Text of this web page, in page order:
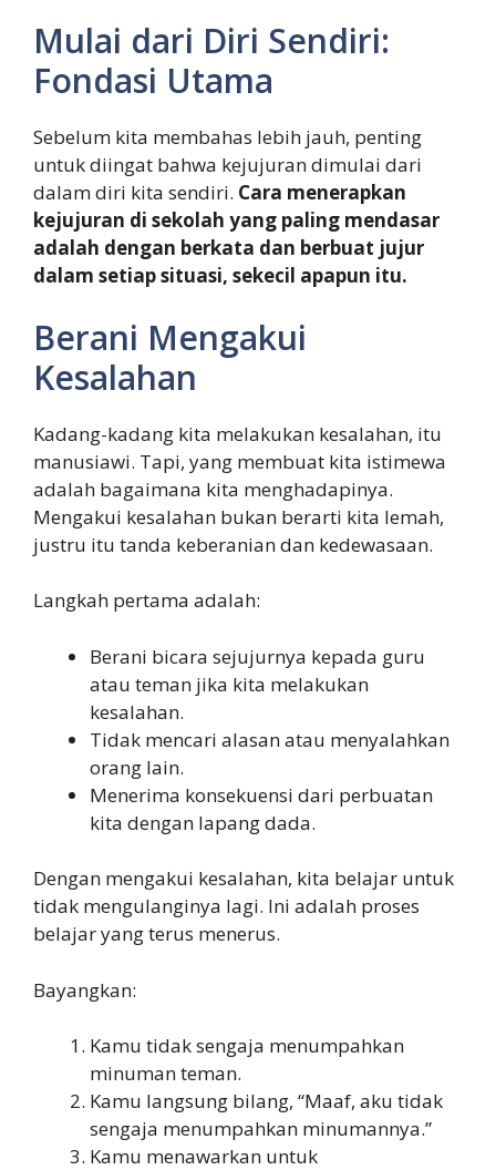
Mulai dari Diri Sendiri:
Fondasi Utama
Sebelum kita membahas lebih jauh, penting
untuk diingat bahwa kejujuran dimulai dari
dalam diri kita sendiri. Cara menerapkan
kejujuran di sekolah yang paling mendasar
adalah dengan berkata dan berbuat jujur
dalam setiap situasi, sekecil apapun itu.
Berani Mengakui
Kesalahan
Kadang-kadang kita melakukan kesalahan, itu
manusiawi. Tapi, yang membuat kita istimewa
adalah bagaimana kita menghadapinya.
Mengakui kesalahan bukan berarti kita lemah,
justru itu tanda keberanian dan kedewasaan.
Langkah pertama adalah:
Berani bicara sejujurnya kepada guru
atau teman jika kita melakukan
kesalahan.
Tidak mencari alasan atau menyalahkan
orang lain.
Menerima konsekuensi dari perbuatan
kita dengan lapang dada.
Dengan mengakui kesalahan, kita belajar untuk
tidak mengulanginya lagi. Ini adalah proses
belajar yang terus menerus.
Bayangkan:
Kamu tidak sengaja menumpahkan
minuman teman.
Kamu langsung bilang, “Maaf, aku tidak
sengaja menumpahkan minumannya.”
Kamu menawarkan untuk